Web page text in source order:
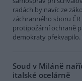
radách by navíc ze
záchranného sboru
protipožární ochraně
demokraty překvapilo.
Soud v Miláně
italské ocelárně